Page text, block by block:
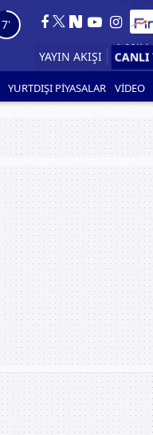
5'
YAYIN AKIŞI
YURTDIŞI PİYASALAR VİDEO